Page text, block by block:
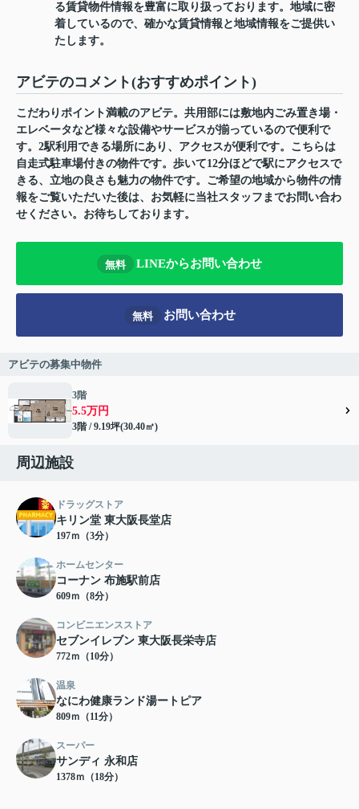
る賃貸物件情報を豊富に取り扱っております。地域に密
着しているので、確かな賃貸情報と地域情報をご提供い
たします。
アビテのコメント(おすすめポイント)
こだわりポイント満載のアビテ。共用部には敷地内ごみ置き場・
エレベータなど様々な設備やサービスが揃っているので便利で
す。2駅利用できる場所にあり、アクセスが便利です。こちらは
自走式駐車場付きの物件です。歩いて12分ほどで駅にアクセスで
きる、立地の良さも魅力の物件です。ご希望の地域から物件の情
報をご覧いただいた後は、お気軽に当社スタッフまでお問い合わ
せください。お待ちしております。
無料 LINEからお問い合わせ
無料 お問い合わせ
アビテの募集中物件
3階
5.5万円
3階 / 9.19坪(30.40㎡)
周辺施設
ドラッグストア
キリン堂 東大阪長堂店
197ｍ（3分）
ホームセンター
コーナン 布施駅前店
609ｍ（8分）
コンビニエンスストア
セブンイレブン 東大阪長栄寺店
772ｍ（10分）
温泉
なにわ健康ランド湯ートピア
809ｍ（11分）
スーパー
サンディ 永和店
1378ｍ（18分）